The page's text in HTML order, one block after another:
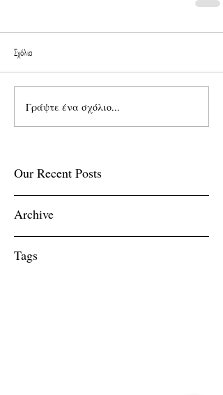
Σχόλια
Γράψτε ένα σχόλιο...
Our Recent Posts
Archive
Tags